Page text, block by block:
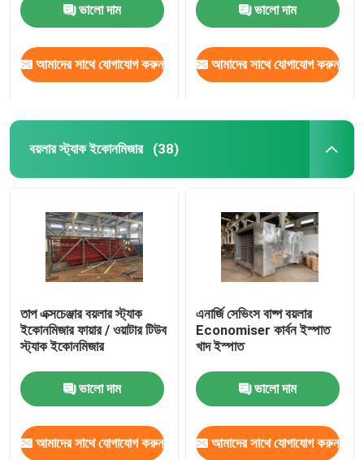
ভালো দাম
আমাদের সাথে যোগাযোগ করুন
ভালো দাম
আমাদের সাথে যোগাযোগ করুন
বয়লার স্ট্যাক ইকোনমিজার (38)
তাপ এক্সচেঞ্জার বয়লার স্ট্যাক
ইকোনমিজার ফায়ার / ওয়াটার টিউব
স্ট্যাক ইকোনমিজার
ভালো দাম
আমাদের সাথে যোগাযোগ করুন
এনার্জি সেভিংস বাষ্প বয়লার
Economiser কার্বন ইস্পাত
খাদ ইস্পাত
ভালো দাম
আমাদের সাথে যোগাযোগ করুন